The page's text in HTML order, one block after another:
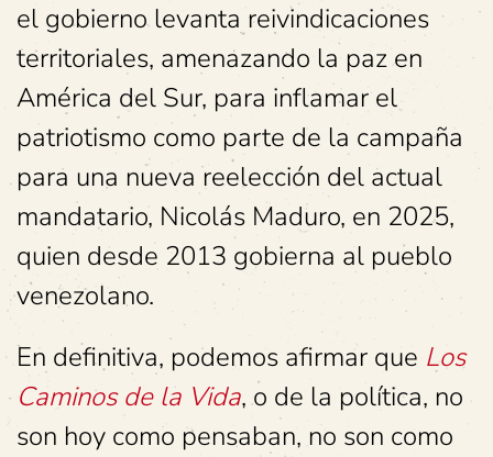
el gobierno levanta reivindicaciones
territoriales, amenazando la paz en
América del Sur, para inflamar el
patriotismo como parte de la campaña
para una nueva reelección del actual
mandatario, Nicolás Maduro, en 2025,
quien desde 2013 gobierna al pueblo
venezolano.
En definitiva, podemos afirmar que Los
Caminos de la Vida, o de la política, no
son hoy como pensaban, no son como